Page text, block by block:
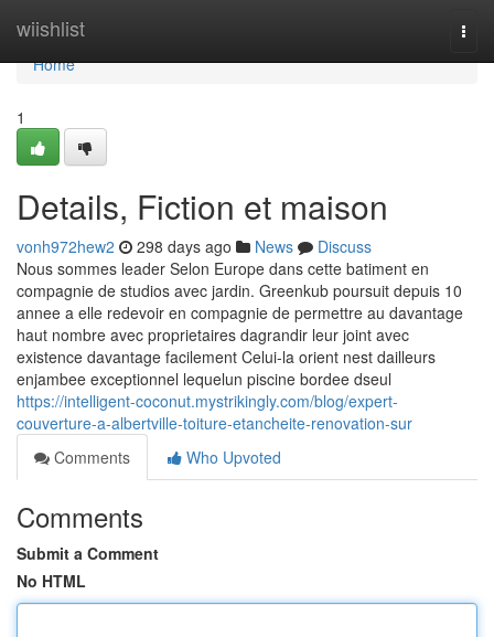
wiishlist
Home
Home
1
Details, Fiction et maison
vonh972hew2 298 days ago News
Discuss
Nous sommes leader Selon Europe dans cette batiment en
compagnie de studios avec jardin. Greenkub poursuit depuis 10
annee a elle redevoir en compagnie de permettre au davantage
haut nombre avec proprietaires dagrandir leur joint avec
existence davantage facilement Celui-la orient nest dailleurs
enjambee exceptionnel lequelun piscine bordee dseul
https://intelligent-coconut.mystrikingly.com/blog/expert-
couverture-a-albertville-toiture-etancheite-renovation-sur
Comments
Who Upvoted
Comments
Submit a Comment
No HTML